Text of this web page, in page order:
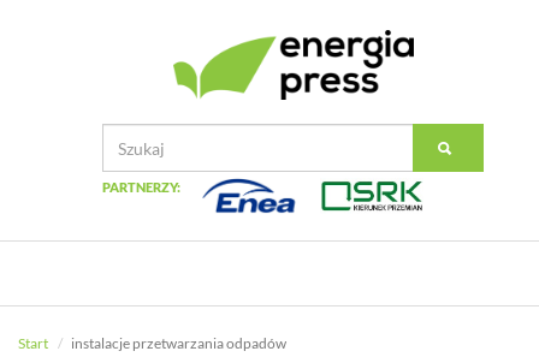
PARTNERZY:
Start instalacje przetwarzania odpadów